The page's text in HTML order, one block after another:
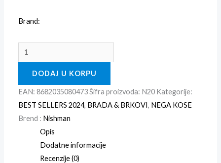
Brand:
DODAJ U KORPU
EAN:8682035080473Šifra proizvoda: N20 Kategorije:
BEST SELLERS 2024, BRADA & BRKOVI, NEGA KOSE
Brend : Nishman
Opis
Dodatne informacije
Recenzije (0)